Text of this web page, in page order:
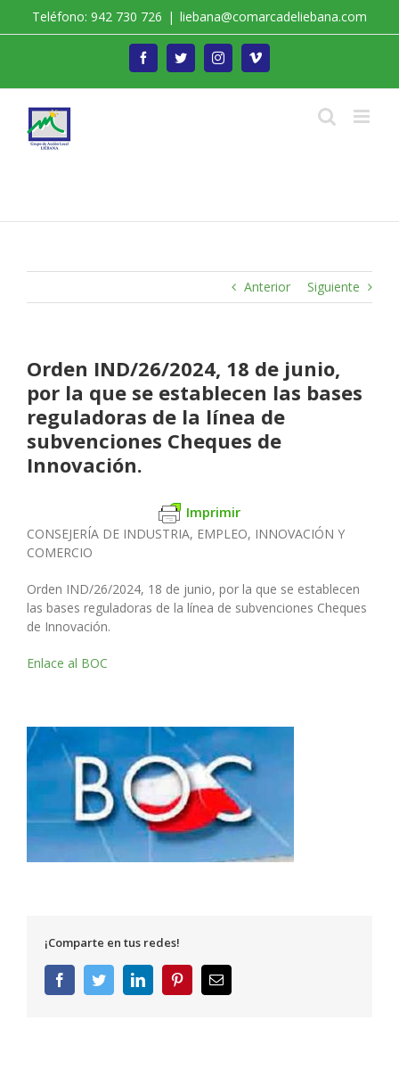
Teléfono: 942 730 726 | liebana@comarcadeliebana.com
FacebookTwitterInstagramVimeo
Anterior Siguiente
Orden IND/26/2024, 18 de junio,
por la que se establecen las bases
reguladoras de la línea de
subvenciones Cheques de
Innovación.
Imprimir
CONSEJERÍA DE INDUSTRIA, EMPLEO, INNOVACIÓN Y
COMERCIO
Orden IND/26/2024, 18 de junio, por la que se establecen
las bases reguladoras de la línea de subvenciones Cheques
de Innovación.
Enlace al BOC
¡Comparte en tus redes!
FacebookTwitterLinkedInPinterestCorreo
electrónico